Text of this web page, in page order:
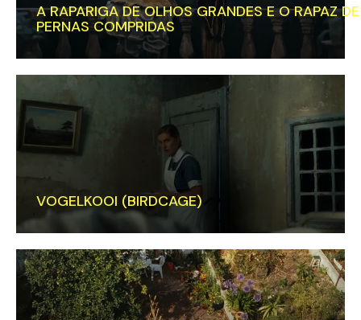
A RAPARIGA DE OLHOS GRANDES E O RAPAZ DE
PERNAS COMPRIDAS
VOGELKOOI (BIRDCAGE)